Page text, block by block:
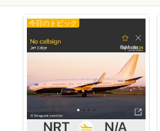
今日のトピック